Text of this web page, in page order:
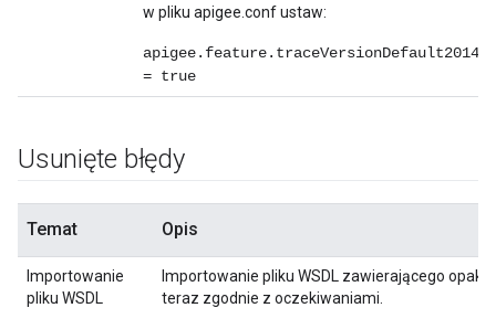
w pliku apigee.conf ustaw:
apigee.feature.traceVersionDefault2014
= true
Usunięte błędy
Temat Opis
Importowanie
pliku WSDL
Importowanie pliku WSDL zawierającego
teraz zgodnie z oczekiwaniami.